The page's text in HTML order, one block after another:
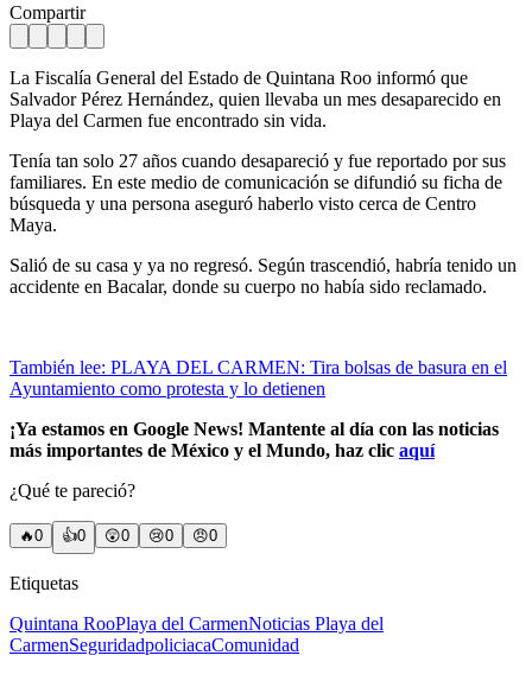
Compartir
La Fiscalía General del Estado de Quintana Roo informó que
Salvador Pérez Hernández, quien llevaba un mes desaparecido en
Playa del Carmen fue encontrado sin vida.
Tenía tan solo 27 años cuando desapareció y fue reportado por sus
familiares. En este medio de comunicación se difundió su ficha de
búsqueda y una persona aseguró haberlo visto cerca de Centro
Maya.
Salió de su casa y ya no regresó. Según trascendió, habría tenido un
accidente en Bacalar, donde su cuerpo no había sido reclamado.
También lee: PLAYA DEL CARMEN: Tira bolsas de basura en el
Ayuntamiento como protesta y lo detienen
¡Ya estamos en Google News! Mantente al día con las noticias
más importantes de México y el Mundo, haz clic aquí
¿Qué te pareció?
🔥0 👍0 😲0 😢0 😠0
Etiquetas
Quintana RooPlaya del CarmenNoticias Playa del
CarmenSeguridadpoliciacaComunidad